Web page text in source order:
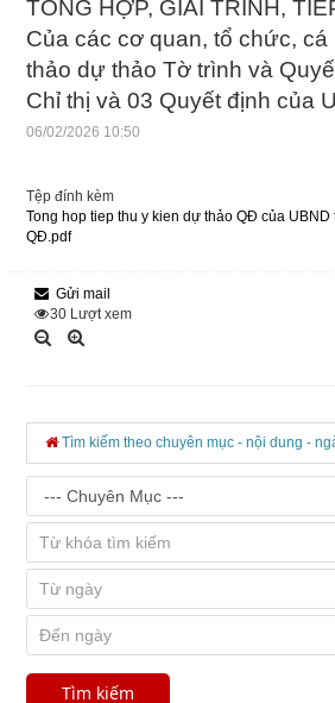
TỔNG HỢP, GIẢI TRÌNH,
Của các cơ quan, tổ chức,
thảo dự thảo Tờ trình và
Chỉ thị và 03 Quyết định của
06/02/2026 10:50
Tệp đính kèm
Tong hop tiep thu y kien dự thảo QĐ của
QĐ.pdf
Gửi mail
30 Lượt xem
Tìm kiếm theo chuyên mục - nội dung -